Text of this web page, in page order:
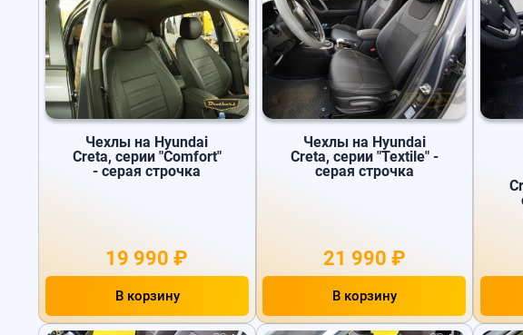
Чехлы на Hyundai
Creta, серии "Comfort"
- серая строчка
19 990 ₽
В корзину
Чехлы на Hyundai
Creta, серии "Textile" -
серая строчка
21 990 ₽
В корзину